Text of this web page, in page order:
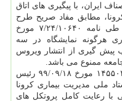
ایران، با پیگیری های اتاق
مطابق مفاد صریح طرح
جامع هوشمند محدودیت ها که قبلاً طی نامه ۷/۲۴/۱۰۶۴۰ مورخ
هرگونه نمایشگاه در سه
پیش گیری از انتشار ویروس
در این رابطه به استناد نامه شماره ۱۴۵۵۰۴ مورخ ۱۸/‏۰۹/‏۹۹‬ رئیس
ملی مدیریت بیماری کرونا
با رعایت کامل پروتکل های